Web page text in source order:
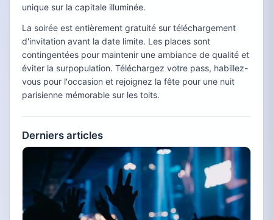
unique sur la capitale illuminée.
La soirée est entièrement gratuité sur téléchargement
d'invitation avant la date limite. Les places sont
contingentées pour maintenir une ambiance de qualité et
éviter la surpopulation. Téléchargez votre pass, habillez-
vous pour l'occasion et rejoignez la fête pour une nuit
parisienne mémorable sur les toits.
Derniers articles